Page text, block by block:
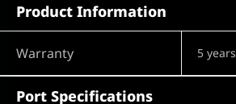
Product Information
Warranty 5 years
Port Specifications